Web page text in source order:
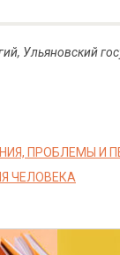
Ульяновский
ПРОБЛЕМЫ И
ЧЕЛОВЕКА